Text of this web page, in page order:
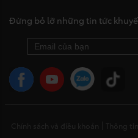
Đừng bỏ lỡ những tin tức